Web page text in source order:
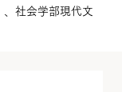
社会学部現代文